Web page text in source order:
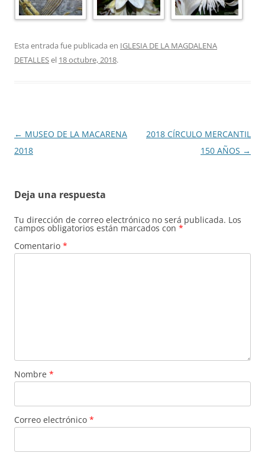
Esta entrada fue publicada en IGLESIA DE LA MAGDALENA
DETALLESel 18 octubre, 2018.
Navegación
de
← MUSEO DE LA MACARENA
2018
2018 CÍRCULO MERCANTIL
150 AÑOS →
Deja una respuesta
Tu dirección de correo electrónico no será publicada. Los
campos obligatorios están marcados con *
Comentario *
Nombre *
Correo electrónico *